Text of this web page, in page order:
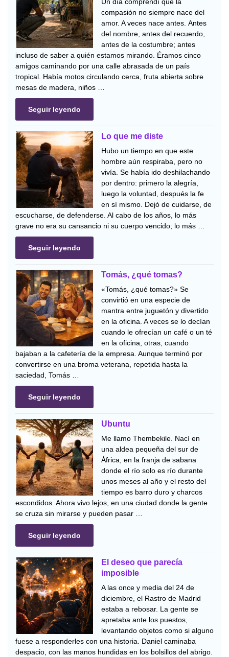
compasión no siempre nace del
amor. A veces nace antes. Antes
del nombre, antes del recuerdo,
antes de la costumbre; antes
incluso de saber a quién estamos mirando. Éramos cinco
amigos caminando por una calle abrasada de un país
tropical. Había motos circulando cerca, fruta abierta sobre
mesas de madera, niños …
Seguir leyendo
Lo que me diste
Hubo un tiempo en que este
hombre aún respiraba, pero no
vivía. Se había ido deshilachando
por dentro: primero la alegría,
luego la voluntad, después la fe
en sí mismo. Dejó de cuidarse, de
escucharse, de defenderse. Al cabo de los años, lo más
grave no era su cansancio ni su cuerpo vencido; lo más …
Seguir leyendo
Tomás, ¿qué tomas?
«Tomás, ¿qué tomas?» Se
convirtió en una especie de
mantra entre juguetón y divertido
en la oficina. A veces se lo decían
cuando le ofrecían un café o un té
en la oficina, otras, cuando
bajaban a la cafetería de la empresa. Aunque terminó por
convertirse en una broma veterana, repetida hasta la
saciedad, Tomás …
Seguir leyendo
Ubuntu
Me llamo Thembekile. Nací en
una aldea pequeña del sur de
África, en la franja de sabana
donde el río solo es río durante
unos meses al año y el resto del
tiempo es barro duro y charcos
escondidos. Ahora vivo lejos, en una ciudad donde la gente
se cruza sin mirarse y pueden pasar …
Seguir leyendo
El deseo que parecía
imposible
A las once y media del 24 de
diciembre, el Rastro de Madrid
estaba a rebosar. La gente se
apretaba ante los puestos,
levantando objetos como si alguno
fuese a responderles con una historia. Daniel caminaba
despacio, con las manos hundidas en los bolsillos del abrigo.